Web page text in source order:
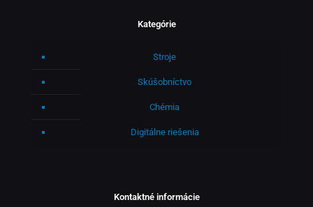
Kategórie
Stroje
Skúšobníctvo
Chémia
Digitálne riešenia
Kontaktné informácie